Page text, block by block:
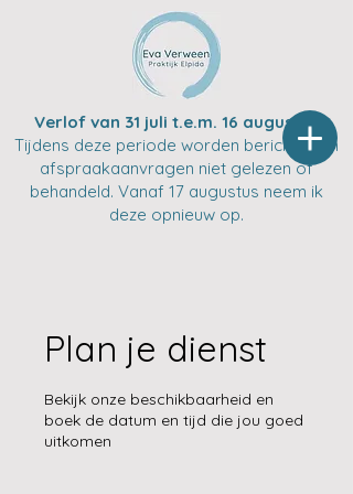
Verlof van 31 juli t.e.m. 16 augustus
Tijdens deze periode worden berichten en
afspraakaanvragen niet gelezen of
behandeld. Vanaf 17 augustus neem ik
deze opnieuw op.
Plan je dienst
Bekijk onze beschikbaarheid en
boek de datum en tijd die jou goed
uitkomen